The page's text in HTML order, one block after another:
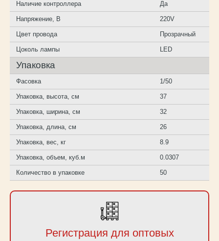
Наличие контроллера Да
Напряжение, В 220V
Цвет провода Прозрачный
Цоколь лампы LED
Упаковка
Фасовка 1/50
Упаковка, высота, см 37
Упаковка, ширина, см 32
Упаковка, длина, см 26
Упаковка, вес, кг 8.9
Упаковка, объем, куб.м 0.0307
Количество в упаковке 50
Регистрация для оптовых